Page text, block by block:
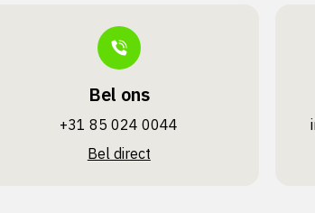
Bel ons
+31 85 024 0044
Bel direct